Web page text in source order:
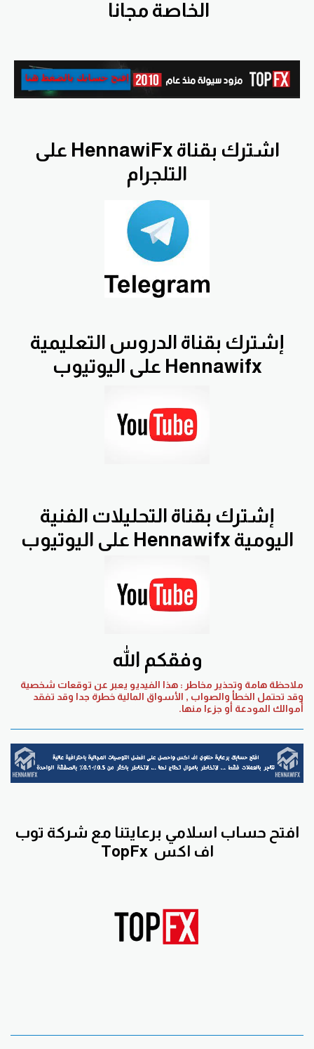
الخاصة مجانا
اشترك بقناة HennawiFx على
التلجرام
إشترك بقناة الدروس التعليمية
Hennawifx على اليوتيوب
إشترك بقناة التحليلات الفنية
اليومية Hennawifx على اليوتيوب
وفقكم الله
ملاحظة هامة وتحذير مخاطر : هذا الفيديو يعبر عن توقعات شخصية
وقد تحتمل الخطأ والصواب , الأسواق المالية خطرة جدا وقد تفقد
أموالك المودعة أو جزءا منها.
افتح حساب اسلامي برعايتنا مع شركة توب
اف اكس TopFx